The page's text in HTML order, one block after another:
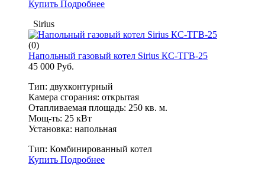
Купить Подробнее
Sirius
(0)
Напольный газовый котел Sirius КС-ТГВ-25
45 000 Руб.
Тип: двухконтурный
Камера сгорания: открытая
Отапливаемая площадь: 250 кв. м.
Мощ-ть: 25 кВт
Установка: напольная
Тип: Комбинированный котел
Купить Подробнее